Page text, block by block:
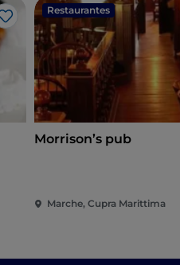
Gosto
Restaurantes
Morrison’s pub
Marche, Cupra Marittima